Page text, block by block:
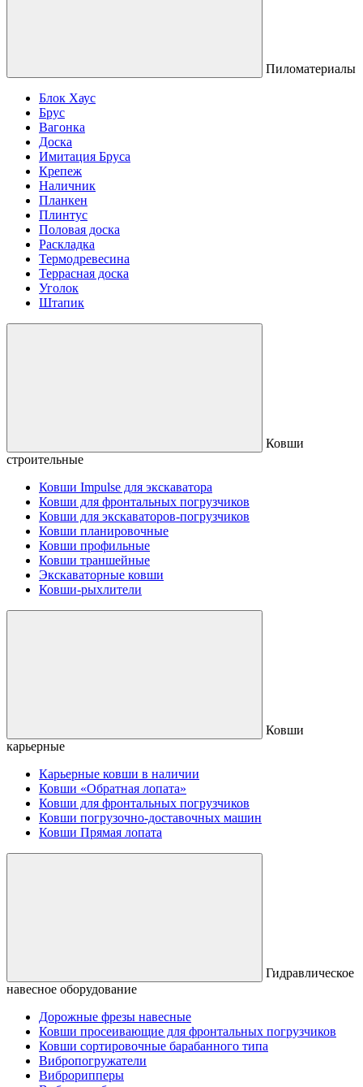
Пиломатериалы
Блок Хаус
Брус
Вагонка
Доска
Имитация Бруса
Крепеж
Наличник
Планкен
Плинтус
Половая доска
Раскладка
Термодревесина
Террасная доска
Уголок
Штапик
Ковши
строительные
Ковши Impulse для экскаватора
Ковши для фронтальных погрузчиков
Ковши для экскаваторов-погрузчиков
Ковши планировочные
Ковши профильные
Ковши траншейные
Экскаваторные ковши
Ковши-рыхлители
Ковши
карьерные
Карьерные ковши в наличии
Ковши «Обратная лопата»
Ковши для фронтальных погрузчиков
Ковши погрузочно-доставочных машин
Ковши Прямая лопата
Гидравлическое
навесное оборудование
Дорожные фрезы навесные
Ковши просеивающие для фронтальных погрузчиков
Ковши сортировочные барабанного типа
Вибропогружатели
Виброрипперы